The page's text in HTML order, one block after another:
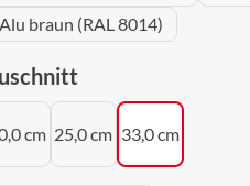
Alu braun (RAL 8014)
auswählen
cm 25,0 cm 33,0 cm